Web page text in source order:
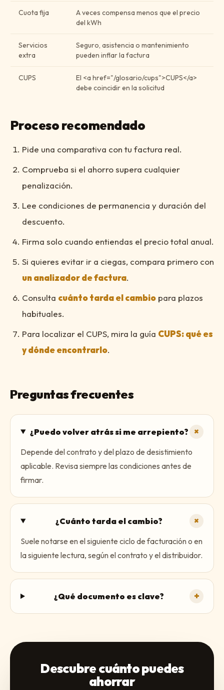
Cuota fija
A veces compensa menos que el precio
del kWh
Servicios
extra
Seguro, asistencia o mantenimiento
pueden inflar la factura
CUPS
El <a href="/glosario/cups">CUPS</a>
debe coincidir en la solicitud
Proceso recomendado
Pide una comparativa con tu factura real.
Comprueba si el ahorro supera cualquier
penalización.
Lee condiciones de permanencia y duración del
descuento.
Firma solo cuando entiendas el precio total anual.
Si quieres evitar ir a ciegas, compara primero con
un analizador de factura.
Consulta cuánto tarda el cambio para plazos
habituales.
Para localizar el CUPS, mira la guía CUPS: qué es
y dónde encontrarlo.
Preguntas frecuentes
¿Puedo volver atrás si me arrepiento? +
Depende del contrato y del plazo de desistimiento
aplicable. Revisa siempre las condiciones antes de
firmar.
¿Cuánto tarda el cambio? +
Suele notarse en el siguiente ciclo de facturación o en
la siguiente lectura, según el contrato y el distribuidor.
¿Qué documento es clave? +
Descubre cuánto puedes
ahorrar